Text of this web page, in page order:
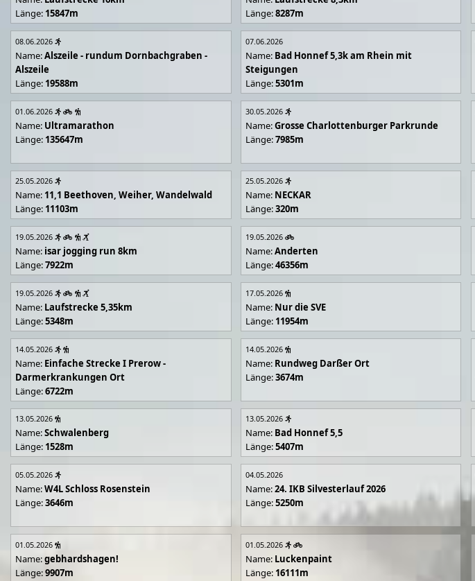
Länge: 15847m
Länge:8287m
08.06.2026
Name:Alszeile - rundum Dornbachgraben -
Alszeile
Länge: 19588m
07.06.2026
Name: Bad Honnef 5,3k am Rhein mit
Steigungen
Länge:5301m
01.06.2026
Name: Ultramarathon
Länge: 135647m
30.05.2026
Name:Grosse Charlottenburger Parkrunde
Länge:7985m
25.05.2026
Name: 11,1 Beethoven, Weiher, Wandelwald
Länge: 11103m
25.05.2026
Name: NECKAR
Länge:320m
19.05.2026
Name: isar jogging run 8km
Länge:7922m
19.05.2026
Name:Anderten
Länge:46356m
19.05.2026
Name: Laufstrecke 5,35km
Länge:5348m
17.05.2026
Name: Nur die SVE
Länge: 11954m
14.05.2026
Name: Einfache Strecke I Prerow -
Darmerkrankungen Ort
Länge:6722m
14.05.2026
Name: Rundweg Darßer Ort
Länge:3674m
13.05.2026
Name:Schwalenberg
Länge: 1528m
13.05.2026
Name: Bad Honnef 5,5
Länge:5407m
05.05.2026
Name:W4L Schloss Rosenstein
Länge:3646m
04.05.2026
Name:24. IKB Silvesterlauf 2026
Länge:5250m
01.05.2026
Name:gebhardshagen!
Länge:9907m
01.05.2026
Name: Luckenpaint
Länge: 16111m